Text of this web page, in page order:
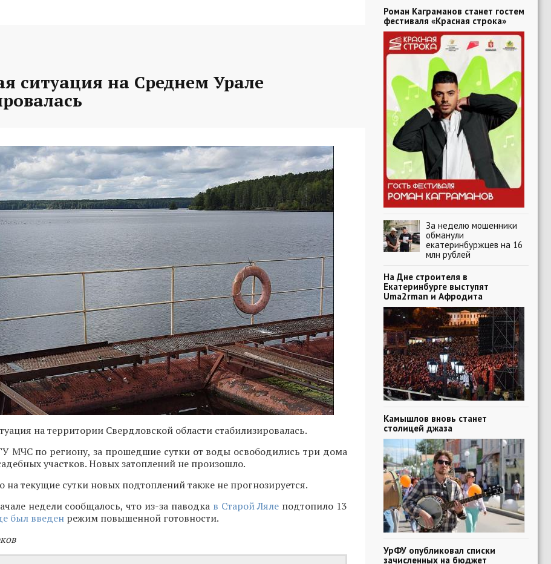
ситуация на Среднем Урале
на территории Свердловской области стабилизировалась.
МЧС по региону, за прошедшие сутки от воды освободились три дома
участков. Новых затоплений не произошло.
на текущие сутки новых подтоплений также не прогнозируется.
недели сообщалось, что из-за паводка в Старой Ляле подтопило 13
был введен режим повышенной готовности.
Роман Каграманов станет гостем
фестиваля «Красная строка»
За неделю мошенники
обманули
екатеринбуржцев на 16
млн рублей
На Дне строителя в
Екатеринбурге выступят
Uma2rman и Афродита
Камышлов вновь станет
столицей джаза
УрФУ опубликовал списки
зачисленных на бюджет